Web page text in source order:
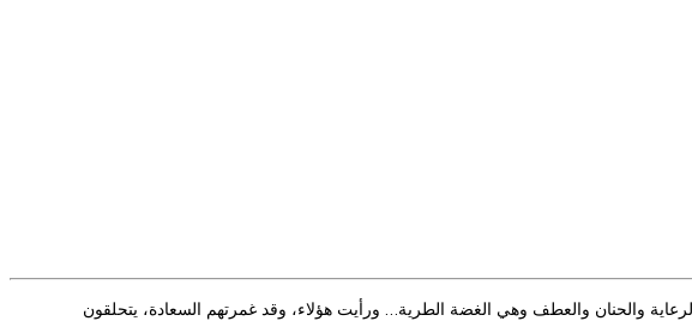
والحنان والعطف وهي الغضة الطرية… ورأيت هؤلاء، وقد غمرتهم السعادة، يتحلقون